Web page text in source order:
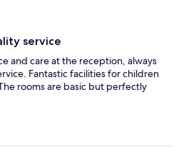
service
and care at the reception, always
Fantastic facilities for children
rooms are basic but perfectly